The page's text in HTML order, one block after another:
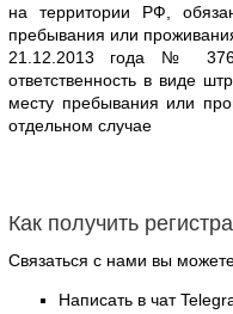
на территории РФ,
пребывания или
21.12.2013 года № 376-
ответственность в виде
месту пребывания или
отдельном случае
Как получить
Связаться с нами вы
Написать в чат